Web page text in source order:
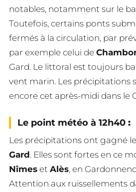
notables, notamment sur le
Toutefois, certains ponts
fermés à la circulation, par
par exemple celui de
Gard. Le littoral est toujours
vent marin. Les précipitations
encore cet après-midi dans le
Le point météo à 12h40 :
Les précipitations ont gagné
Gard. Elles sont fortes en ce
Nîmes et Alès, en
Attention aux ruissellements